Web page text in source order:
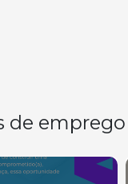
de emprego